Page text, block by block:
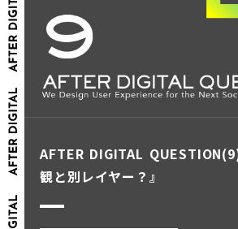
AFTER DIGITAL
観と別レイヤー？』